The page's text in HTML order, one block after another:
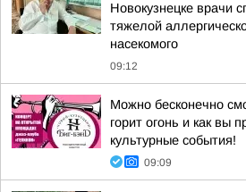
Новокузнецке врачи
тяжелой
насекомого
09:12
Можно бесконечно
горит огонь и как вы
культурные события!
09:09